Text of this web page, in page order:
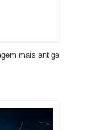
mais antiga